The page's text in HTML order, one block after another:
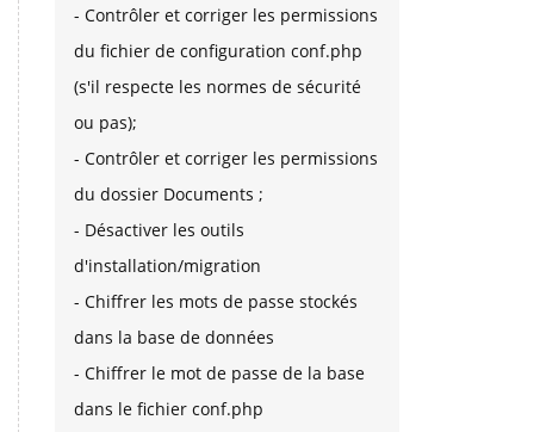
- Contrôler et corriger les permissions
du fichier de configuration conf.php
(s'il respecte les normes de sécurité
ou pas);
- Contrôler et corriger les permissions
du dossier Documents ;
- Désactiver les outils
d'installation/migration
- Chiffrer les mots de passe stockés
dans la base de données
- Chiffrer le mot de passe de la base
dans le fichier conf.php